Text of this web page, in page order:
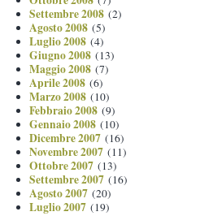
Settembre 2008 (2)
Agosto 2008 (5)
Luglio 2008 (4)
Giugno 2008 (13)
Maggio 2008 (7)
Aprile 2008 (6)
Marzo 2008 (10)
Febbraio 2008 (9)
Gennaio 2008 (10)
Dicembre 2007 (16)
Novembre 2007 (11)
Ottobre 2007 (13)
Settembre 2007 (16)
Agosto 2007 (20)
Luglio 2007 (19)